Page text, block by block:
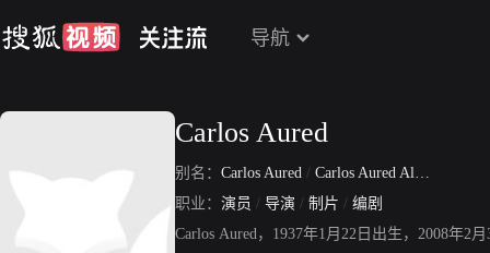
导航
Carlos Aured
别名： Carlos Aured / Carlos Aured Alonso
职业： 演员 / 导演 / 制片 / 编剧
Carlos Aured，1937年1月22日出生，2008年